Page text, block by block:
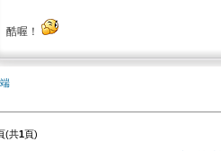
酷喔！
(共1頁)